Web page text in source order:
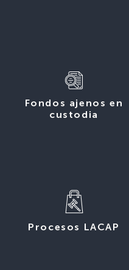
Fondos ajenos en
custodia
Procesos LACAP